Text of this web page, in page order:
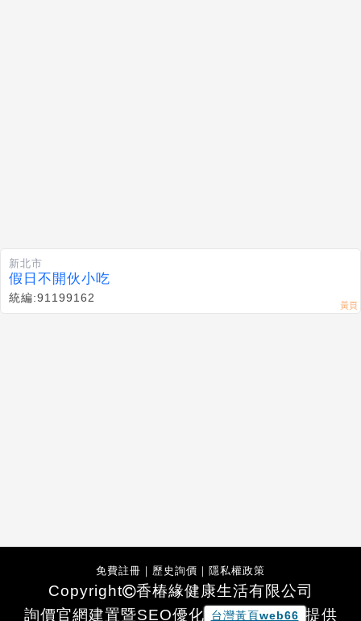
新北市
假日不開伙小吃
統編:91199162
免費註冊 ｜ 歷史詢價 ｜ 隱私權政策
Copyright
香椿緣健康生活有限公司
詢價官網建置暨SEO優化
台灣黃頁web66 提供